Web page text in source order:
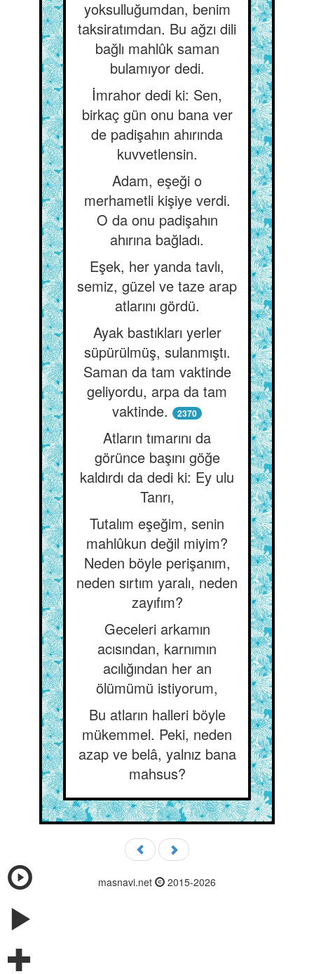
yoksulluğumdan, benim
taksiratımdan. Bu ağzı dili
bağlı mahlûk saman
bulamıyor dedi.
İmrahor dedi ki: Sen,
birkaç gün onu bana ver
de padişahın ahırında
kuvvetlensin.
Adam, eşeği o
merhametli kişiye verdi.
O da onu padişahın
ahırına bağladı.
Eşek, her yanda tavlı,
semiz, güzel ve taze arap
atlarını gördü.
Ayak bastıkları yerler
süpürülmüş, sulanmıştı.
Saman da tam vaktinde
geliyordu, arpa da tam
vaktinde.
2370
Atların tımarını da
görünce başını göğe
kaldırdı da dedi ki: Ey ulu
Tanrı,
Tutalım eşeğim, senin
mahlûkun değil miyim?
Neden böyle perişanım,
neden sırtım yaralı, neden
zayıfım?
Geceleri arkamın
acısından, karnımın
acılığından her an
ölümümü istiyorum,
Bu atların halleri böyle
mükemmel. Peki, neden
azap ve belâ, yalnız bana
mahsus?
masnavi.net 2015-2026